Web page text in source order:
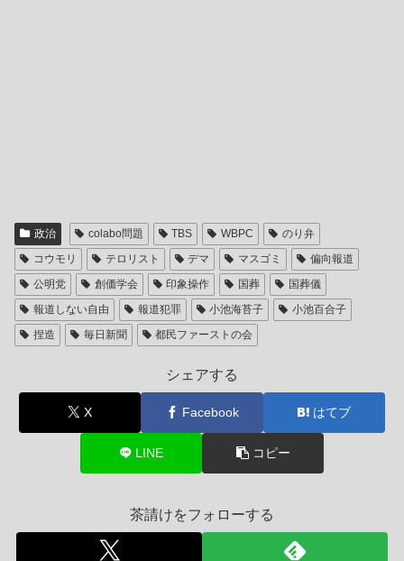
政治 colabo問題 TBS WBPC
のり弁
コウモリ
テロリスト デマ マスゴミ
偏向報道
公明党
創価学会 印象操作 国葬
国葬儀
報道しない自由
報道犯罪 小池海苔子
小池百合子
捏造
毎日新聞 都民ファーストの会
シェアする
X Facebook はてブ
LINE コピー
茶請けをフォローする